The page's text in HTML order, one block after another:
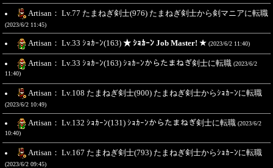
Artisan： Lv.77 たまねぎ剣士(976) たまねぎ剣士から剣マニアに転職
(2023/6/2 11:45)
Artisan： Lv.33 ｼｮｶｰﾝ(163) ★ ｼｮｶｰﾝ Job Master! ★ (2023/6/2 11:40)
Artisan： Lv.33 ｼｮｶｰﾝ(163) ｼｮｶｰﾝからたまねぎ剣士に転職 (2023/6/2
11:40)
Artisan： Lv.108 たまねぎ剣士(900) たまねぎ剣士からｼｮｶｰﾝに転職
(2023/6/2 10:49)
Artisan： Lv.132 ｼｮｶｰﾝ(131) ｼｮｶｰﾝからたまねぎ剣士に転職 (2023/6/2
10:40)
Artisan： Lv.167 たまねぎ剣士(793) たまねぎ剣士からｼｮｶｰﾝに転職
(2023/6/2 09:45)